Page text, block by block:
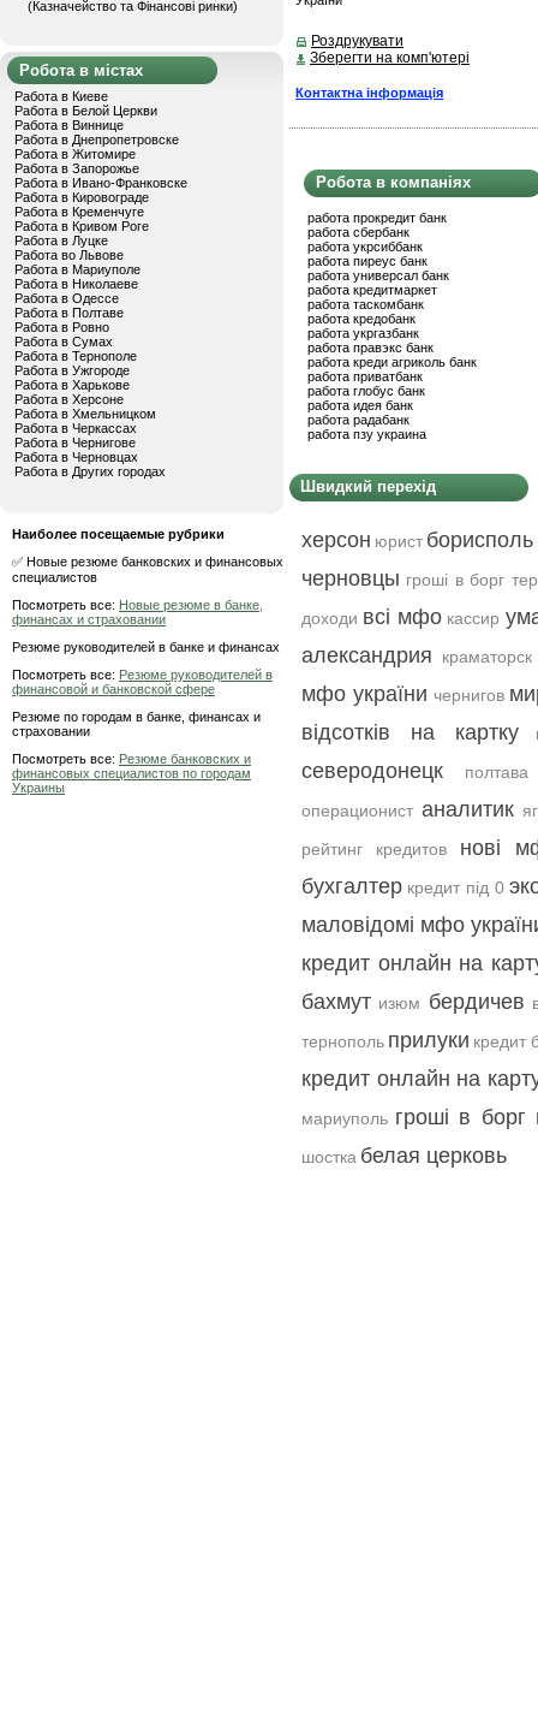
(Казначейство та Фінансові ринки)
Робота в містах
Работа в Киеве
Работа в Белой Церкви
Работа в Виннице
Работа в Днепропетровске
Работа в Житомире
Работа в Запорожье
Работа в Ивано-Франковске
Работа в Кировограде
Работа в Кременчуге
Работа в Кривом Роге
Работа в Луцке
Работа во Львове
Работа в Мариуполе
Работа в Николаеве
Работа в Одессе
Работа в Полтаве
Работа в Ровно
Работа в Сумах
Работа в Тернополе
Работа в Ужгороде
Работа в Харькове
Работа в Херсоне
Работа в Хмельницком
Работа в Черкассах
Работа в Чернигове
Работа в Черновцах
Работа в Других городах
Наиболее посещаемые рубрики
✅ Новые резюме банковских и финансовых
специалистов
Посмотреть все: Новые резюме в банке,
финансах и страховании
Резюме руководителей в банке и финансах
Посмотреть все: Резюме руководителей в
финансовой и банковской сфере
Резюме по городам в банке, финансах и
страховании
Посмотреть все: Резюме банковских и
финансовых специалистов по городам
Украины
Роздрукувати
Зберегти на комп'ютері
Контактна інформація
Робота в компаніях
работа прокредит банк
работа сбербанк
работа укрсиббанк
работа пиреус банк
работа универсал банк
работа кредитмаркет
работа таскомбанк
работа кредобанк
работа укргазбанк
работа правэкс банк
работа креди агриколь банк
работа приватбанк
работа глобус банк
работа идея банк
работа радабанк
работа пзу украина
Швидкий перехід
херсон юрист борисполь
черновцы гроші в борг
доходи всі мфо кассир
александрия
краматорск
мфо україни чернигов
відсотків на картку
северодонецк
полтава
операционист аналитик
рейтинг кредитов
нові
бухгалтер кредит під 0
маловідомі мфо
кредит онлайн на
бахмут изюм бердичев
тернополь прилуки кредит
кредит онлайн на
мариуполь гроші в борг
шостка белая церковь